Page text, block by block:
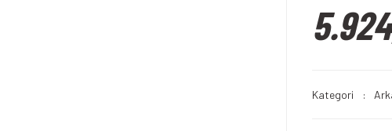
Kategori